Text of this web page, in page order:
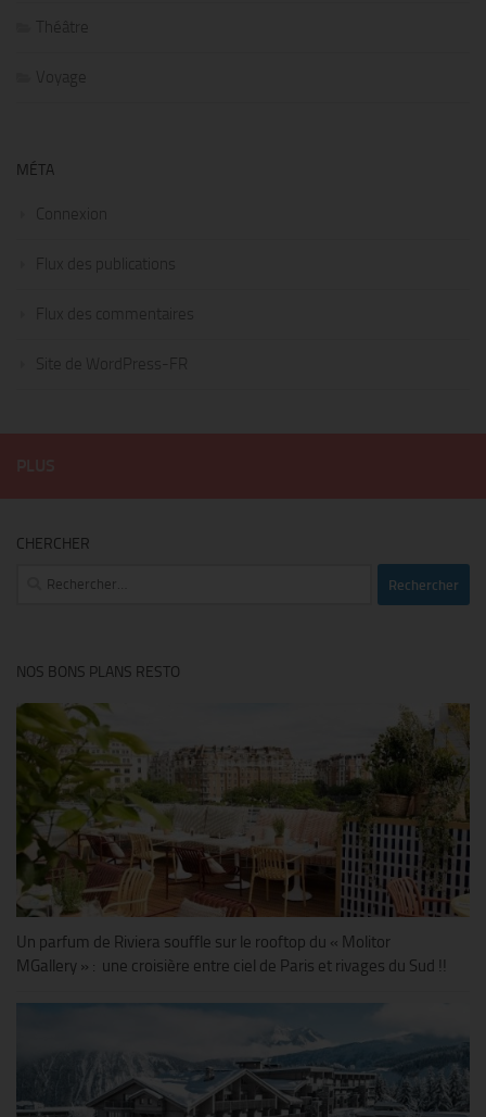
Théâtre
Voyage
MÉTA
Connexion
Flux des publications
Flux des commentaires
Site de WordPress-FR
CHERCHER
Rechercher :
NOS BONS PLANS RESTO
Un parfum de Riviera souffle sur le rooftop du « Molitor
MGallery » : une croisière entre ciel de Paris et rivages du Sud !!